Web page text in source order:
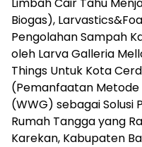
Biogas),
Pengolahan Sampah
oleh Larva Galleria
Things Untuk Kota
(Pemanfaatan
(WWG) sebagai Solusi
Rumah Tangga yang
Karekan, Kabupaten